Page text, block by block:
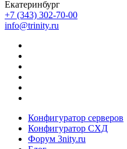
Екатеринбург
+7 (343) 302-70-00
info@trinity.ru
Конфигуратор серверов
Конфигуратор СХД
Форум 3nity.ru